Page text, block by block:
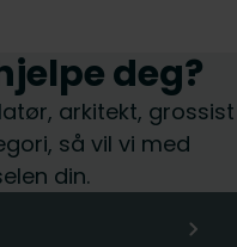
deg?
arkitekt, grossist
så vil vi med
din.